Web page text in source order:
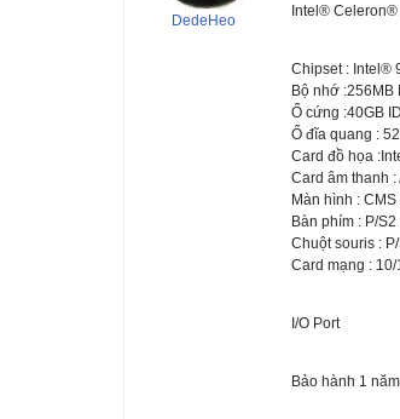
DedeHeo
Intel® Celeron®
Chipset : Intel®
Bộ nhớ :256MB
Ổ cứng :40GB
Ổ đĩa quang :
Card đồ họa
Card âm thanh
Màn hình :
Bàn phím : P/
Chuột souris :
Card mạng :
I/O Port
Bảo hành 1